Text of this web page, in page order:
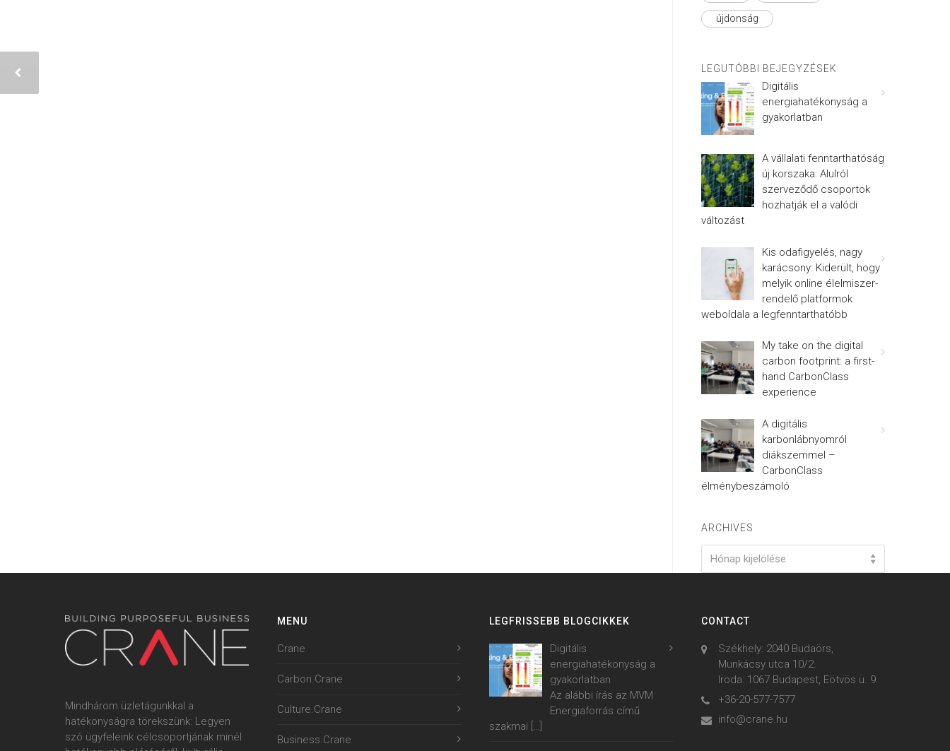
újdonság
LEGUTÓBBI BEJEGYZÉSEK
Digitális
energiahatékonyság a
gyakorlatban
A vállalati fenntarthatóság
új korszaka: Alulról
szerveződő csoportok
hozhatják el a valódi
változást
Kis odafigyelés, nagy
karácsony: Kiderült, hogy
melyik online élelmiszer-
rendelő platformok
weboldala a legfenntarthatóbb
My take on the digital
carbon footprint: a first-
hand CarbonClass
experience
A digitális
karbonlábnyomról
diákszemmel –
CarbonClass
élménybeszámoló
ARCHIVES
Hónap kijelölése
Mindhárom üzletágunkkal a
hatékonyságra törekszünk: Legyen
szó ügyfeleink célcsoportjának minél
MENU
Crane
Carbon.Crane
Culture.Crane
Business.Crane
LEGFRISSEBB BLOGCIKKEK
Digitális
energiahatékonyság a
gyakorlatban
Az alábbi írás az MVM
Energiaforrás című
szakmai
CONTACT
Székhely: 2040 Budaörs,
Munkácsy utca 10/2.
Iroda: 1067 Budapest, Eötvös u. 9.
+36-20-577-7577
info@crane.hu